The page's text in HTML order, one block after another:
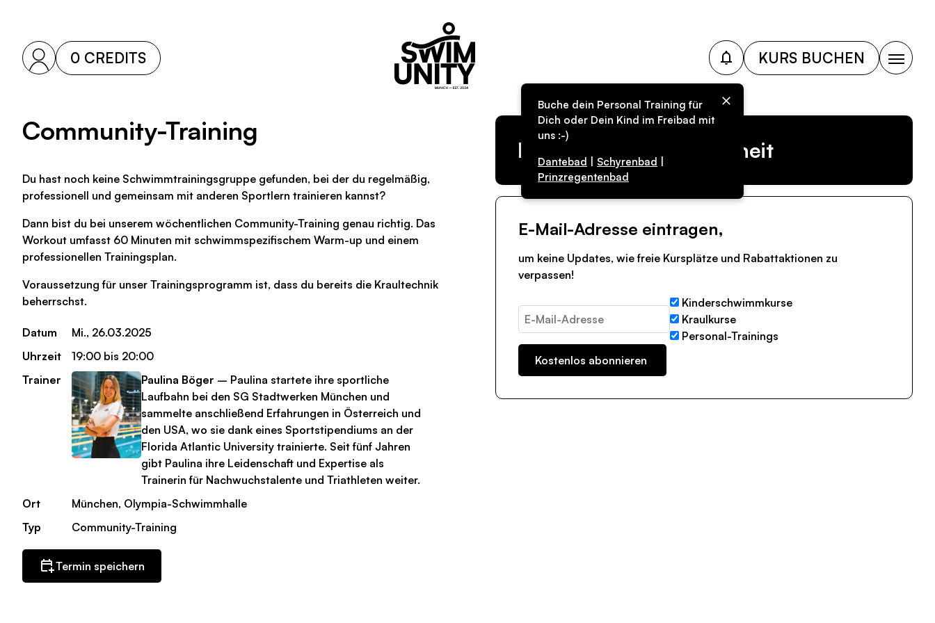
0 CREDITS
Buche dein Personal Training für
Dich oder Dein Kind im Freibad mit
uns :-)
Dantebad
Schyrenbad
Prinzregentenbad
KURS BUCHEN
Community-Training
Du hast noch keine Schwimmtrainingsgruppe gefunden, bei der du regelmäßig,
professionell und gemeinsam mit anderen Sportlern trainieren kannst?
Dann bist du bei unserem wöchentlichen Community-Training genau richtig. Das
Workout umfasst 60 Minuten mit schwimmspezifischem Warm-up und einem
professionellen Trainingsplan.
Voraussetzung für unser Trainingsprogramm ist, dass du bereits die Kraultechnik
beherrschst.
Datum
Mi., 26.03.2025
Uhrzeit
19:00 bis 20:00
Trainer
Paulina Böger – Paulina startete ihre sportliche
Laufbahn bei den SG Stadtwerken München und
sammelte anschließend Erfahrungen in Österreich und
den USA, wo sie dank eines Sportstipendiums an der
Florida Atlantic University trainierte. Seit fünf Jahren
gibt Paulina ihre Leidenschaft und Expertise als
Trainerin für Nachwuchstalente und Triathleten weiter.
Ort
München, Olympia-Schwimmhalle
Typ
Community-Training
Termin speichern
Kurs in der Vergangenheit
E-Mail-Adresse eintragen,
um keine Updates, wie freie Kursplätze und Rabattaktionen zu
verpassen!
Kinderschwimmkurse
Kraulkurse
Personal-Trainings